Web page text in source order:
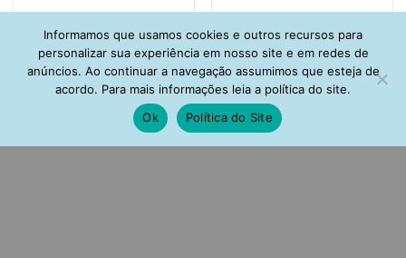
Informamos que usamos cookies e outros recursos para
personalizar sua experiência em nosso site e em redes de
anúncios. Ao continuar a navegação assumimos que esteja de
acordo. Para mais informações leia a política do site.
Ok
Política do Site